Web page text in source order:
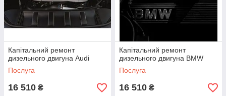
GM, Liqui Moly та ін).
Чому автомобілісти звертаються
саме до нас?
Виконуємо діагностичні та ремонтні
Капітальний ремонт
дизельного двигуна Audi
Послуга
16 510 ₴
Капітальний ремонт
дизельного двигуна BMW
Послуга
16 510 ₴